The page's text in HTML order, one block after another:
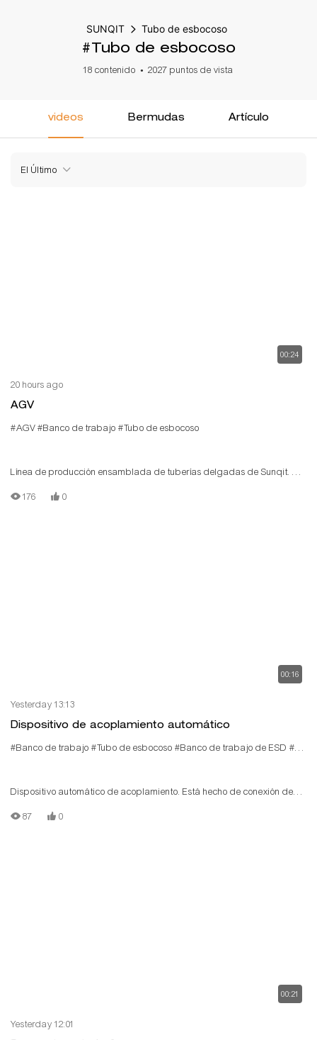
SUNQIT Tubo de esbocoso
#Tubo de esbocoso
18 contenido 2027 puntos de vista
videos Bermudas Artículo
El Último
00:24
20 hours ago
AGV
#AGV#Banco de trabajo #Tubo de esbocoso
Línea de producción ensamblada de tuberías delgadas de Sunqit. La
línea de producción de bajo costo está construida por tipón/tubo de
176 0
00:16
Yesterday 13:13
Dispositivo de acoplamiento automático
#Banco de trabajo #Tubo de esbocoso #Banco de trabajo de ESD #Sistema de plantaje
Dispositivo automático de acoplamiento. Está hecho de conexión de
tubería magra, admite la personalización
87 0
00:21
Yesterday 12:01